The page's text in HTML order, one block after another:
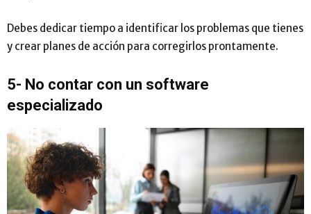
Debes dedicar tiempo a identificar los problemas que tienes
y crear planes de acción para corregirlos prontamente.
5- No contar con un software
especializado